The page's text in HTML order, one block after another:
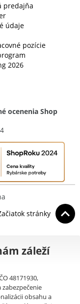
predajňa
údaje
pozície
2026
ocenenia Shop
stránky
záleží
48171930,
obsahu a